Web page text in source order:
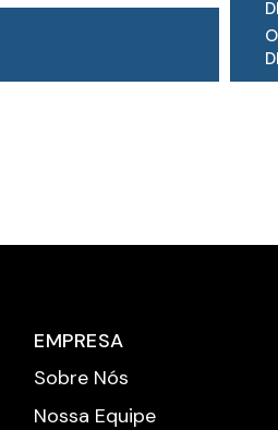
fiorde Naeroyfjord
EMPRESA
Sobre Nós
Nossa Equipe